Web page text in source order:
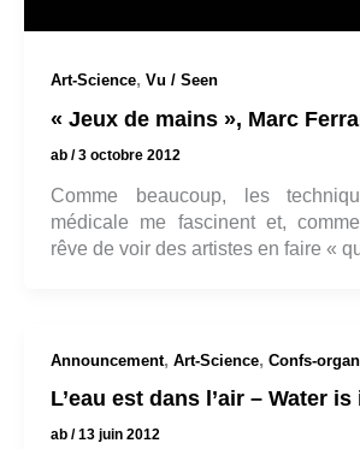
Art-Science, Vu / Seen
« Jeux de mains », Marc
ab /3 octobre 2012
Comme beaucoup, les
médicale me fascinent et,
rêve de voir des artistes en faire «
Announcement, Art-Science, Confs-
L’eau est dans l’air – Water
ab /13 juin 2012